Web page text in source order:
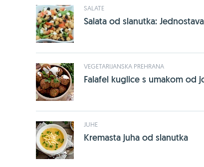
SALATE
Salata od slanutka:
VEGETARIJANSKA PREHRANA
Falafel kuglice s umakom od
JUHE
Kremasta juha od slanutka